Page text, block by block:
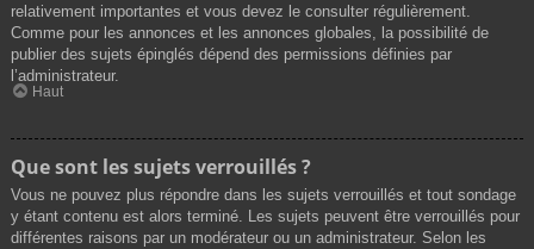
relativement importantes et vous devez le consulter régulièrement.
Comme pour les annonces et les annonces globales, la possibilité de
publier des sujets épinglés dépend des permissions définies par
l’administrateur.
Haut
Que sont les sujets verrouillés ?
Vous ne pouvez plus répondre dans les sujets verrouillés et tout sondage
y étant contenu est alors terminé. Les sujets peuvent être verrouillés pour
différentes raisons par un modérateur ou un administrateur. Selon les